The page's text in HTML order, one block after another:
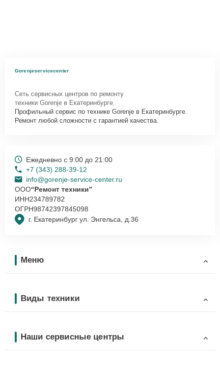
Gorenjeservicecenter
Сеть сервисных центров по ремонту
техники Gorenje в Екатеринбурге.
Профильный сервис по технике Gorenje в Екатеринбурге.
Ремонт любой сложности с гарантией качества.
г. Екатеринбург ул. Энгельса, д.36
Ежедневно с 9:00 до 21:00
+7 (343) 288-39-12
info@gorenje-service-center.ru
ООО“Ремонт техники”
ИНН234789782
ОГРН98742397845098
Меню
Виды техники
Наши сервисные центры